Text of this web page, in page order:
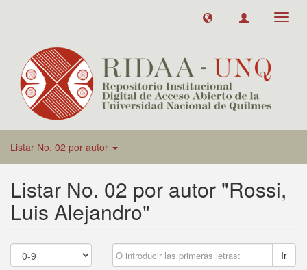
Listar No. 02 por autor
Listar No. 02 por autor "Rossi,
Luis Alejandro"
Ir